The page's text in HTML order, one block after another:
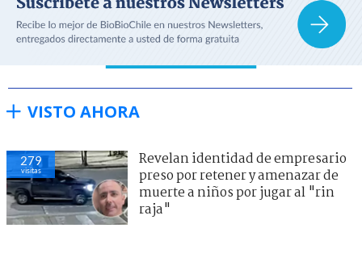
VISTO AHORA
279
visitas
Revelan identidad de empresario
preso por retener y amenazar de
muerte a niños por jugar al "rin
raja"